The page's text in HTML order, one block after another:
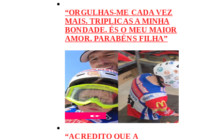
“ORGULHAS-ME CADA VEZ
MAIS. TRIPLICAS A MINHA
BONDADE. ÉS O MEU MAIOR
AMOR. PARABÉNS FILHA”
“ACREDITO QUE A